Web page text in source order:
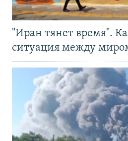
"Иран тянет время".
ситуация между